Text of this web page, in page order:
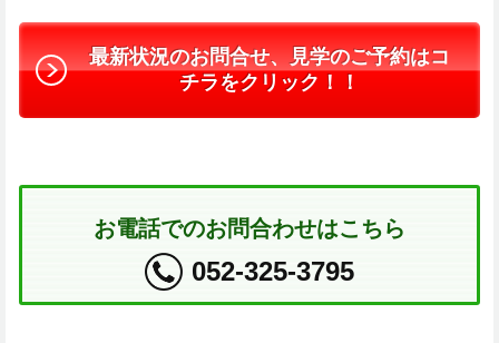
最新状況のお問合せ、見学のご予約はコ
チラをクリック！！
お電話でのお問合わせはこちら
052-325-3795